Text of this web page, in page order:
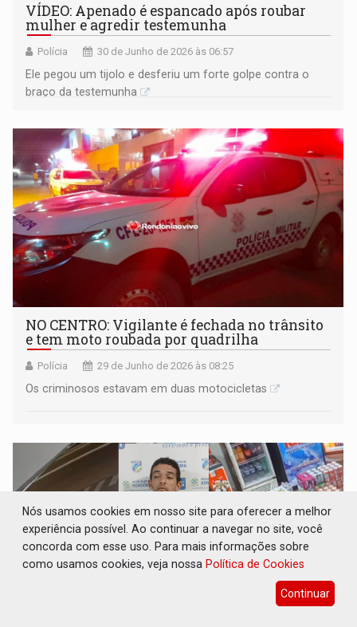
VÍDEO: Apenado é espancado após roubar
mulher e agredir testemunha
Polícia 30 de Junho de 2026 às 06:57
Ele pegou um tijolo e desferiu um forte golpe contra o
braço da testemunha
NO CENTRO: Vigilante é fechada no trânsito
e tem moto roubada por quadrilha
Polícia 29 de Junho de 2026 às 08:25
Os criminosos estavam em duas motocicletas
Nós usamos cookies em nosso site para oferecer a melhor
experiência possível. Ao continuar a navegar no site, você
concorda com esse uso. Para mais informações sobre
como usamos cookies, veja nossa Política de Cookies
Continuar